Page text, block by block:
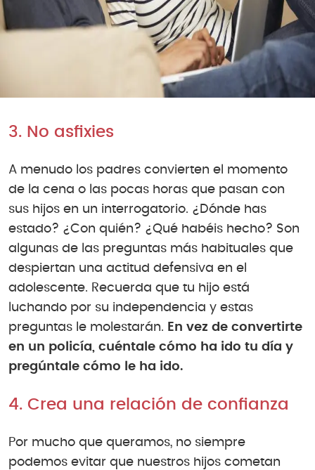
3. No asfixies
A menudo los padres convierten el momento
de la cena o las pocas horas que pasan con
sus hijos en un interrogatorio. ¿Dónde has
estado? ¿Con quién? ¿Qué habéis hecho? Son
algunas de las preguntas más habituales que
despiertan una actitud defensiva en el
adolescente. Recuerda que tu hijo está
luchando por su independencia y estas
preguntas le molestarán. En vez de convertirte
en un policía, cuéntale cómo ha ido tu día y
pregúntale cómo le ha ido.
4. Crea una relación de confianza
Por mucho que queramos, no siempre
podemos evitar que nuestros hijos cometan